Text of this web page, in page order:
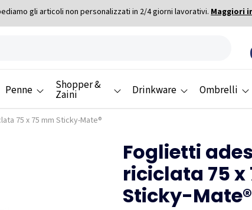
gli articoli non personalizzati in 2/4 giorni lavorativi.Maggiori
Penne Shopper &
Zaini Drinkware Ombrelli
75 x 75 mm Sticky-Mate®
Foglietti
riciclata 75 x
Sticky-Mate®